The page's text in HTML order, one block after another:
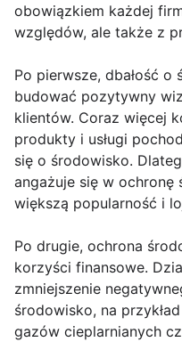
obowiązkiem każdej
względów, ale także z
Po pierwsze, dbałość
budować pozytywny
klientów. Coraz więcej
produkty i usługi
się o środowisko.
angażuje się w ochronę
większą popularność i
Po drugie, ochrona
korzyści finansowe.
zmniejszenie
środowisko, na
gazów cieplarnianych